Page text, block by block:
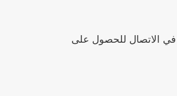
في الاتصال للحصول على